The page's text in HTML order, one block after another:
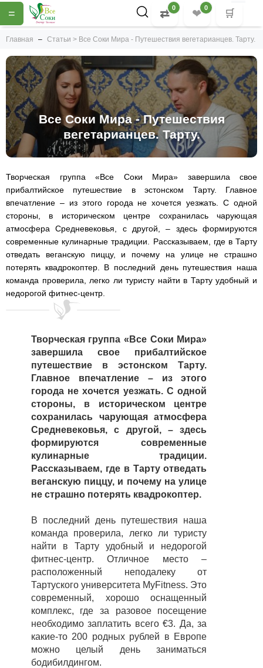
= ⇄ 0 ❤ 0 🛒
Главная Статьи > Все Соки Мира - Путешествия вегетарианцев. Тарту.
Все Соки Мира - Путешествия
вегетарианцев. Тарту.
Творческая группа «Все Соки Мира» завершила свое
прибалтийское путешествие в эстонском Тарту. Главное
впечатление – из этого города не хочется уезжать. С одной
стороны, в историческом центре сохранилась чарующая
атмосфера Средневековья, с другой, – здесь формируются
современные кулинарные традиции. Рассказываем, где в Тарту
отведать веганскую пиццу, и почему на улице не страшно
потерять квадрокоптер. В последний день путешествия наша
команда проверила, легко ли туристу найти в Тарту удобный и
недорогой фитнес-центр.
Творческая группа «Все Соки Мира»
завершила свое прибалтийское
путешествие в эстонском Тарту.
Главное впечатление – из этого
города не хочется уезжать. С одной
стороны, в историческом центре
сохранилась чарующая атмосфера
Средневековья, с другой, – здесь
формируются современные
кулинарные традиции.
Рассказываем, где в Тарту отведать
веганскую пиццу, и почему на улице
не страшно потерять квадрокоптер.
В последний день путешествия наша
команда проверила, легко ли туристу
найти в Тарту удобный и недорогой
фитнес-центр. Отличное место –
расположенный неподалеку от
Тартуского университета MyFitness. Это
современный, хорошо оснащенный
комплекс, где за разовое посещение
необходимо заплатить всего €3. Да, за
какие-то 200 родных рублей в Европе
можно целый день заниматься
бодибилдингом.